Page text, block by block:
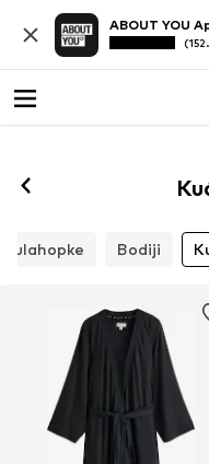
ABOUT YOU
Hulahopke
Bodiji